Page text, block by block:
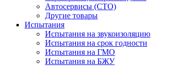
Автосервисы (СТО)
Другие товары
Испытания
Испытания на звукоизоляцию
Испытания на срок годности
Испытания на ГМО
Испытания на БЖУ